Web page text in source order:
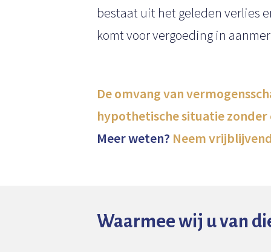
bestaat uit het geleden verlies
komt voor vergoeding in
De omvang van
hypothetische situatie
Meer weten? Neem
Waarmee wij u van